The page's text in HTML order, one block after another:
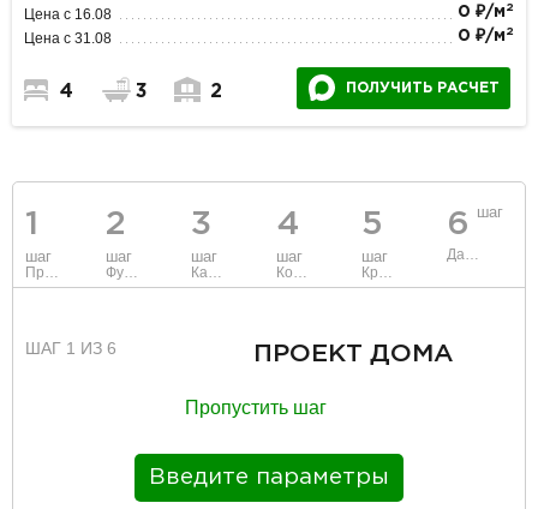
1
шаг
Проект
2
шаг
Фундамент
3
шаг
Каркас и стены
4
шаг
Коммуникации
5
шаг
Крыша
6 шаг
Данные
ШАГ 1 ИЗ 6 ПРОЕКТ ДОМА
Пропустить шаг
Введите параметры
Цена с 16.08 0 ₽/м 2
Цена с 31.08 0 ₽/м 2
4 3 2 ПОЛУЧИТЬ РАСЧЕТ